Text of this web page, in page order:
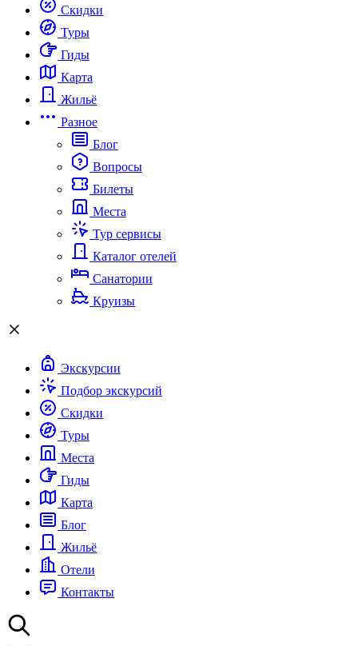
Скидки
Туры
Гиды
Карта
Жильё
Разное
Блог
Вопросы
Билеты
Места
Тур сервисы
Каталог отелей
Санатории
Круизы
Экскурсии
Подбор экскурсий
Скидки
Туры
Места
Гиды
Карта
Блог
Жильё
Отели
Контакты